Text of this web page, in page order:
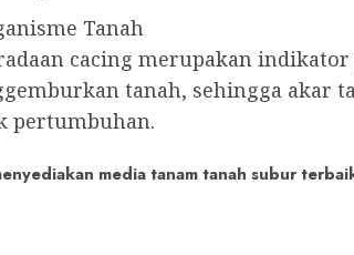
Tanah
cacing merupakan
tanah, sehingga akar
pertumbuhan.
media tanam tanah subur